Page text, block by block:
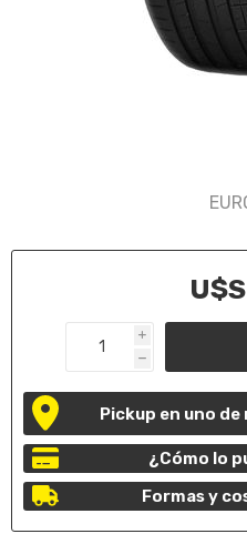
i
h
Pickup en uno
¿Cómo lo
Formas y